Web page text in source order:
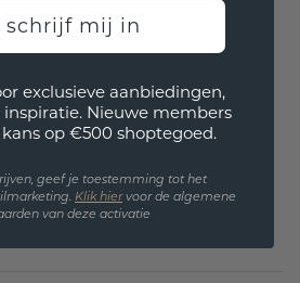
schrijf mij in
exclusieve aanbiedingen,
inspiratie. Nieuwe members
op €500 shoptegoed.
geef je toestemming tot het
Klik hiervoor de algemene
van deze activatie